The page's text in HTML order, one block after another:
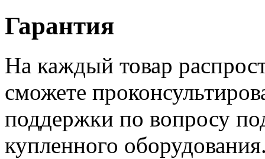
Гарантия
На каждый товар
сможете
поддержки по вопросу
купленного